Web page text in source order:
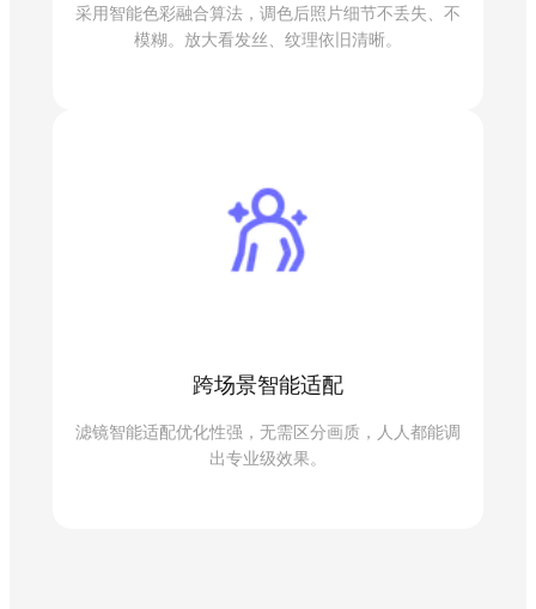
采用智能色彩融合算法，调色后照片细节不丢失、不
模糊。放大看发丝、纹理依旧清晰。
跨场景智能适配
滤镜智能适配优化性强，无需区分画质，人人都能调
出专业级效果。